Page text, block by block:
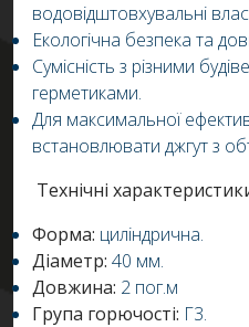
водовідштовхувальні
Екологічна безпека та
Сумісність з різними
герметиками.
Для максимальної
встановлювати джгут з
Технічні
Форма: циліндрична.
Діаметр: 40 мм.
Довжина: 2 пог.м
Група горючості: Г3.